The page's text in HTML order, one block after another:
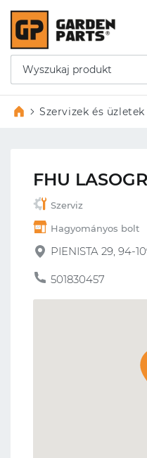
Szervizek és üzletek
FHU
Szerviz
Hagyományos bolt
PIENISTA 29, 94-
501830457